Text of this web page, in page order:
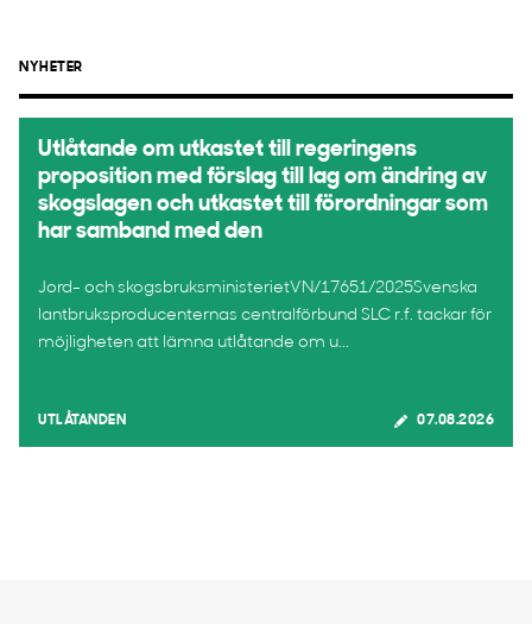
NYHETER
Utlåtande om utkastet till regeringens
proposition med förslag till lag om ändring av
skogslagen och utkastet till förordningar som
har samband med den
Jord- och skogsbruksministerietVN/17651/2025Svenska
lantbruksproducenternas centralförbund SLC r.f. tackar för
möjligheten att lämna utlåtande om u...
UTLÅTANDEN 07.08.2026